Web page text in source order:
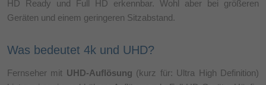
HD Ready und Full HD erkennbar. Wohl aber bei größeren
Geräten und einem geringeren Sitzabstand.
Was bedeutet 4k und UHD?
Fernseher mit UHD-Auflösung (kurz für: Ultra High Definition)